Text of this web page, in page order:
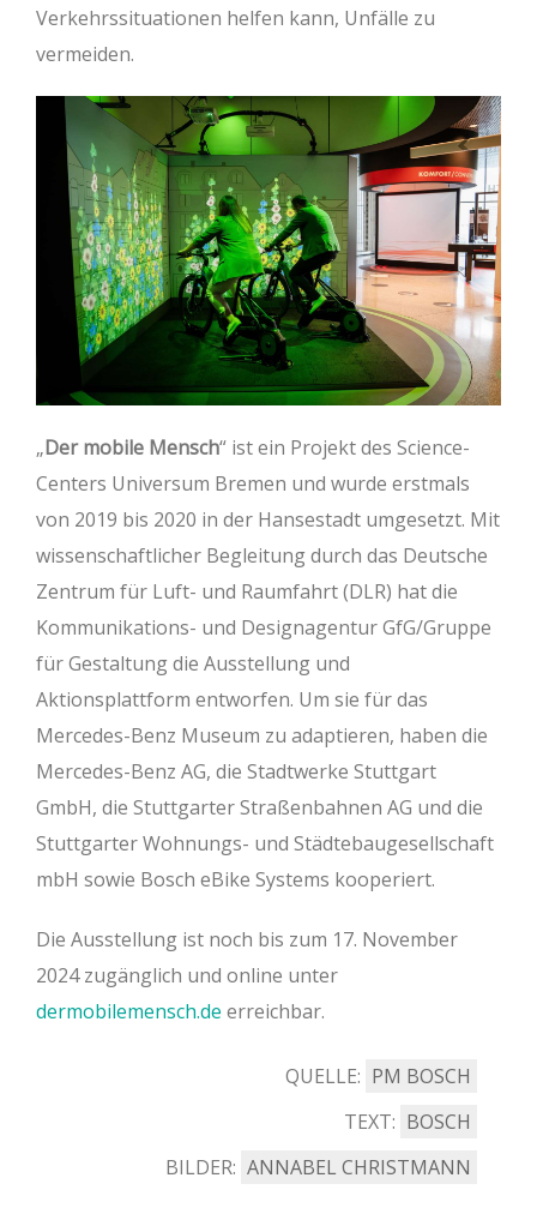
Verkehrssituationen helfen kann, Unfälle zu
vermeiden.
„Der mobile Mensch“ ist ein Projekt des Science-
Centers Universum Bremen und wurde erstmals
von 2019 bis 2020 in der Hansestadt umgesetzt. Mit
wissenschaftlicher Begleitung durch das Deutsche
Zentrum für Luft- und Raumfahrt (DLR) hat die
Kommunikations- und Designagentur GfG/Gruppe
für Gestaltung die Ausstellung und
Aktionsplattform entworfen. Um sie für das
Mercedes-Benz Museum zu adaptieren, haben die
Mercedes-Benz AG, die Stadtwerke Stuttgart
GmbH, die Stuttgarter Straßenbahnen AG und die
Stuttgarter Wohnungs- und Städtebaugesellschaft
mbH sowie Bosch eBike Systems kooperiert.
Die Ausstellung ist noch bis zum 17. November
2024 zugänglich und online unter
dermobilemensch.de erreichbar.
QUELLE: PM BOSCH
TEXT: BOSCH
BILDER: ANNABEL CHRISTMANN